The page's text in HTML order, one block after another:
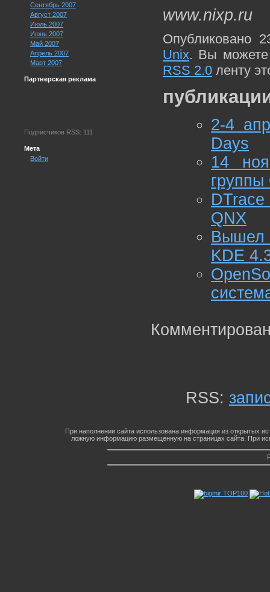
Сентябрь 2007
Август 2007
Июль 2007
Июнь 2007
Май 2007
Апрель 2007
Март 2007
Партнерская реклама
Подписчиков RSS: 111
Мета
Войти
www.nixp.ru
Опубликовано
Unix. Вы можете
RSS 2.0 ленту
2-4
Days
14
группы
QNX
Вышел
KDE
RSS:
При наполнении сайта использована информация из открытых
ложную информацию размещенную на страницах сайта. При